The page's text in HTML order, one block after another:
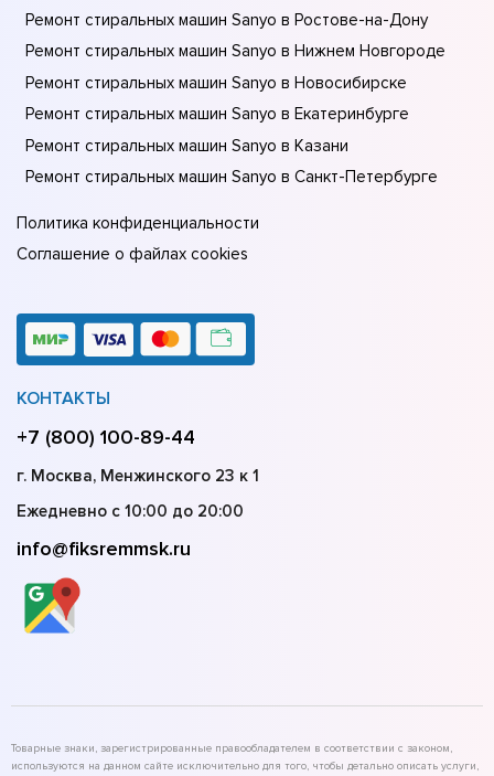
Ремонт стиральных машин Sanyo в Ростове-на-Донy
Ремонт стиральных машин Sanyo в Нижнем Новгороде
Ремонт стиральных машин Sanyo в Новосибирске
Ремонт стиральных машин Sanyo в Екатеринбурге
Ремонт стиральных машин Sanyo в Казани
Ремонт стиральных машин Sanyo в Санкт-Петербурге
Политика конфиденциальности
Соглашение о файлах cookies
КОНТАКТЫ
+7 (800) 100-89-44
г. Москва, Менжинского 23 к 1
Ежедневно с 10:00 до 20:00
info@fiksremmsk.ru
Товарные знаки, зарегистрированные правообладателем в соответствии с законом,
используются на данном сайте исключительно для того, чтобы детально описать услуги,